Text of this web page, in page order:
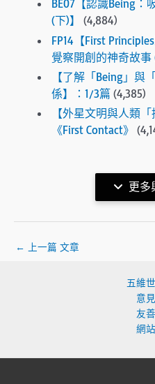
BE07【認識Being：
(下)】
(4,884)
FP14【First
覺察開創的神奇故事 (
【了解「Being」與
係】：1/3篇 (4,385)
【外星文明與人類
《First Contact》
更多
← 上一篇 文章
五維
意
友
網